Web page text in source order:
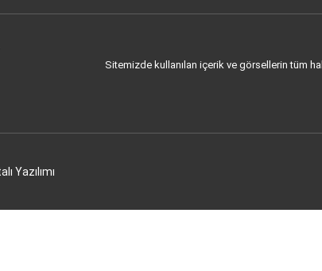
Sitemizde kullanılan içerik ve görsellerin tüm
Yazılımı